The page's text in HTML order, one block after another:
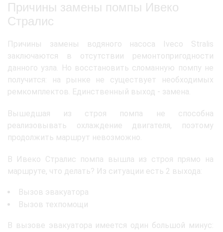
Причины замены помпы Ивеко
Стралис
Причины замены водяного насоса Iveco Stralis
заключаются в отсутствии ремонтопригодности
данного узла. Но восстановить сломанную помпу не
получится: на рынке не существует необходимых
ремкомплектов. Единственный выход - замена.
Вышедшая из строя помпа не способна
реализовывать охлаждение двигателя, поэтому
продолжить маршрут невозможно.
В Ивеко Стралис помпа вышла из строя прямо на
маршруте, что делать? Из ситуации есть 2 выхода:
Вызов эвакуатора
Вызов техпомощи
В вызове эвакуатора имеется один большой минус: